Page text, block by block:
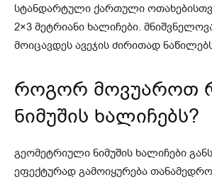
სტანდარტული ქართული
2×3 მეტრიანი ხალიჩები.
მოიცავდეს ავეჯის ძირითად
როგორ მოვუაროთ
ნიმუშის ხალიჩებს?
გეომეტრიული ნიმუშის ხალიჩები
ეფექტურად გამოიყურება